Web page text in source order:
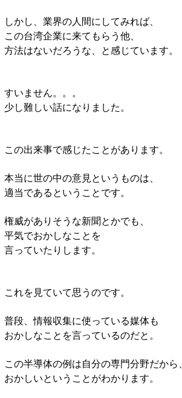
しかし、業界の人間にしてみれば、
この台湾企業に来てもらう他、
方法はないだろうな、と感じています。
すいません。。。
少し難しい話になりました。
この出来事で感じたことがあります。
本当に世の中の意見というものは、
適当であるということです。
権威がありそうな新聞とかでも、
平気でおかしなことを
言っていたりします。
これを見ていて思うのです。
普段、情報収集に使っている媒体も
おかしなことを言っているのだと。
この半導体の例は自分の専門分野だから、
おかしいということがわかります。